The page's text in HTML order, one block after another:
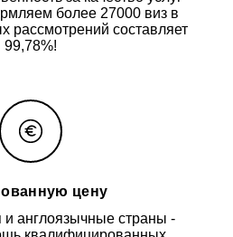
более 27000 виз в
рассмотрений составляет
99,78%!
цену
и англоязычные страны -